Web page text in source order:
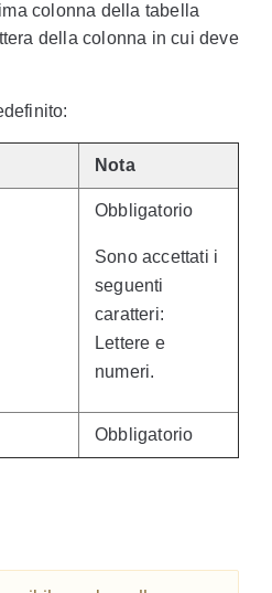
colonna della tabella
della colonna in cui deve
Nota
Obbligatorio
Sono accettati i
seguenti
caratteri:
Lettere e
numeri.
Obbligatorio